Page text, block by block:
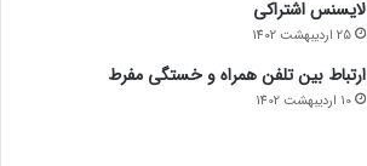
لایسنس اشتراکی
25 اردیبهشت 1402
ارتباط بین تلفن همراه و خستگی مفرط
10 اردیبهشت 1402